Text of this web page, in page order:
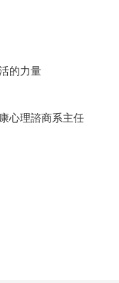
的力量
心理諮商系主任